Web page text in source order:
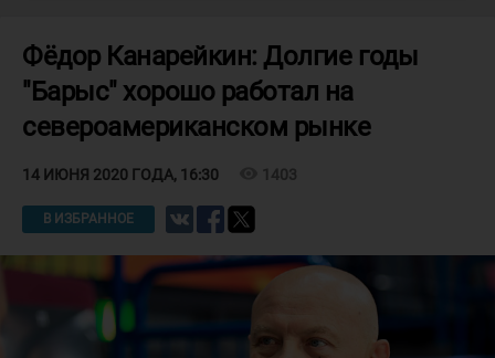
Фёдор Канарейкин: Долгие годы
"Барыс" хорошо работал на
североамериканском рынке
14 ИЮНЯ 2020 ГОДА, 16:30 1403
В ИЗБРАННОЕ